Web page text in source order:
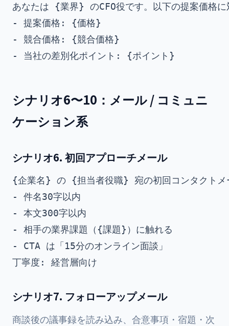
あなたは {業界} のCFO役です。以下の提案価格
- 提案価格: {価格}
- 競合価格: {競合価格}
シナリオ6〜10：メール / コミュニ
ケーション系
シナリオ6. 初回アプローチメール
{企業名} の {担当者役職} 宛の初回コンタクトメ
- 件名30字以内
- 本文300字以内
- 相手の業界課題（{課題}）に触れる
- CTA は「15分のオンライン面談」
シナリオ7. フォローアップメール
商談後の議事録を読み込み、合意事項・宿題・次